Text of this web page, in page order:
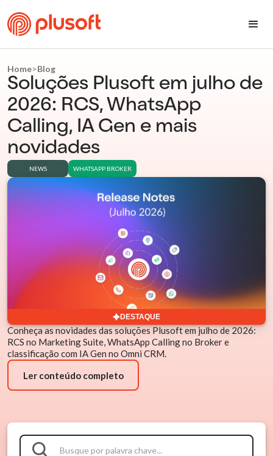
Home>Blog
Soluções Plusoft em julho de
2026: RCS, WhatsApp
Calling, IA Gen e mais
novidades
NEWS WHATSAPP BROKER
DESTAQUE
Conheça as novidades das soluções Plusoft em julho de 2026:
RCS no Marketing Suite, WhatsApp Calling no Broker e
classificação com IA Gen no Omni CRM.
Ler conteúdo completo